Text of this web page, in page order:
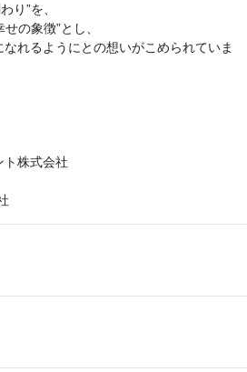
り”を、
の象徴”とし、
れるようにとの想いがこめられていま
ト株式会社